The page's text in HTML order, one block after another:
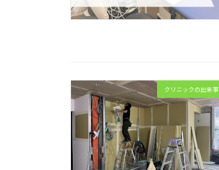
クリニックの出来事